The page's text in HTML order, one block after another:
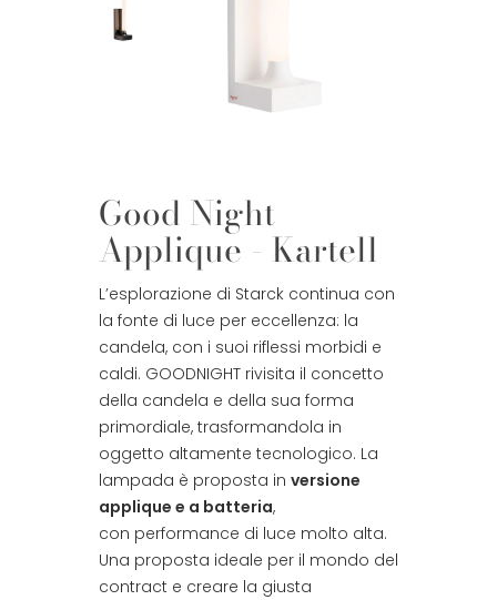
Good Night
Applique - Kartell
L’esplorazione di Starck continua con
la fonte di luce per eccellenza: la
candela, con i suoi riflessi morbidi e
caldi. GOODNIGHT rivisita il concetto
della candela e della sua forma
primordiale, trasformandola in
oggetto altamente tecnologico. La
lampada è proposta in versione
applique e a batteria,
con performance di luce molto alta.
Una proposta ideale per il mondo del
contract e creare la giusta